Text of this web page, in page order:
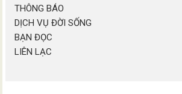
THÔNG BÁO
DỊCH VỤ ĐỜI SỐNG
BẠN ĐỌC
LIÊN LẠC